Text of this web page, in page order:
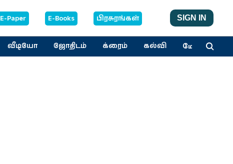
E-Paper E-Books பிரசுரங்கள் SIGN IN
வீடியோ ஜோதிடம் க்ரைம் கல்வி மேலும்